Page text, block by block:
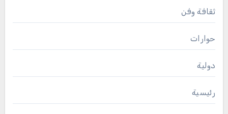
ثقافة وفن
حوارات
دولية
رئيسية